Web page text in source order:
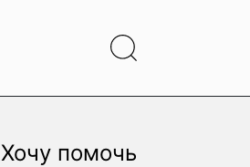
Хочу помочь